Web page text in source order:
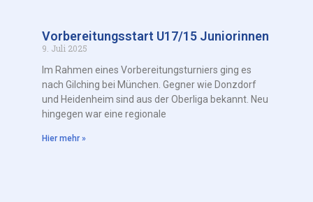
Vorbereitungsstart U17/15 Juniorinnen
9. Juli 2025
Im Rahmen eines Vorbereitungsturniers ging es
nach Gilching bei München. Gegner wie Donzdorf
und Heidenheim sind aus der Oberliga bekannt. Neu
hingegen war eine regionale
Hier mehr »